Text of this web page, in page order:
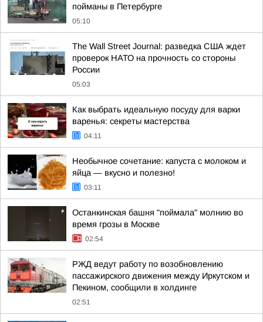
пойманы в Петербурге
05:10
The Wall Street Journal: разведка США ждет
проверок НАТО на прочность со стороны
России
05:03
Как выбрать идеальную посуду для варки
варенья: секреты мастерства
04:11
Необычное сочетание: капуста с молоком и
яйца — вкусно и полезно!
03:11
Останкинская башня "поймала" молнию во
время грозы в Москве
02:54
РЖД ведут работу по возобновлению
пассажирского движения между Иркутском и
Пекином, сообщили в холдинге
02:51